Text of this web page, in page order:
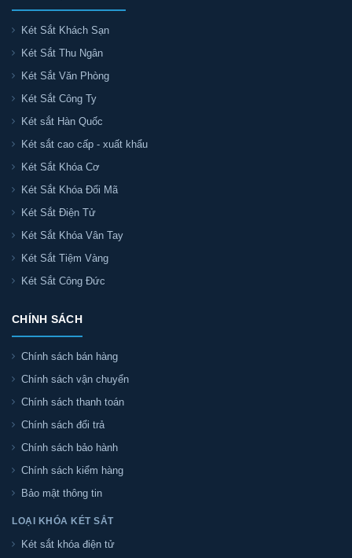
Két Sắt Khách Sạn
Két Sắt Thu Ngân
Két Sắt Văn Phòng
Két Sắt Công Ty
Két sắt Hàn Quốc
Két sắt cao cấp - xuất khẩu
Két Sắt Khóa Cơ
Két Sắt Khóa Đổi Mã
Két Sắt Điện Tử
Két Sắt Khóa Vân Tay
Két Sắt Tiệm Vàng
Két Sắt Công Đức
CHÍNH SÁCH
Chính sách bán hàng
Chính sách vận chuyển
Chính sách thanh toán
Chính sách đổi trả
Chính sách bảo hành
Chính sách kiểm hàng
Bảo mật thông tin
LOẠI KHÓA KÉT SẮT
Két sắt khóa điện tử